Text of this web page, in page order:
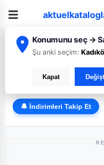
Konumunu seç →
Şu anki seçim:
Kapat
Ana Sayfa/Siirt/Migros
Süper Market
🔔 İndirimleri Takip Et